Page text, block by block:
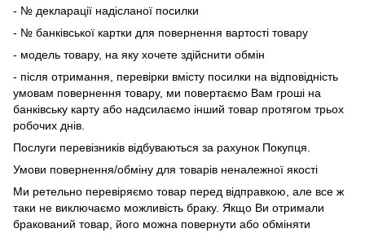
- № декларації надісланої посилки
- № банківської картки для повернення вартості товару
- модель товару, на яку хочете здійснити обмін
- після отримання, перевірки вмісту посилки на відповідність
умовам повернення товару, ми повертаємо Вам гроші на
банківську карту або надсилаємо інший товар протягом трьох
робочих днів.
Послуги перевізників відбуваються за рахунок Покупця.
Умови повернення/обміну для товарів неналежної якості
Ми ретельно перевіряємо товар перед відправкою, але все ж
таки не виключаємо можливість браку. Якщо Ви отримали
бракований товар, його можна повернути або обміняти